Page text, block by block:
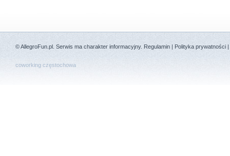
©AllegroFun.pl . Serwis ma charakter informacyjny. Regulamin | Polityka prywatności |
coworking częstochowa